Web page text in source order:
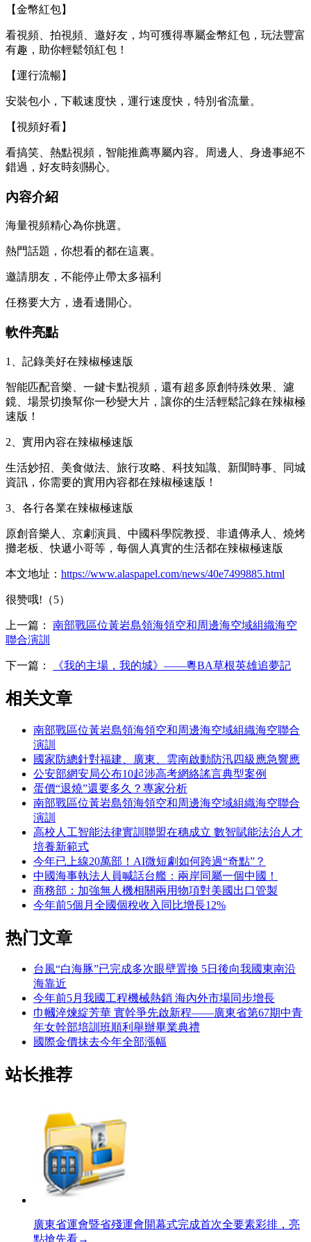
【金幣紅包】
看視頻、拍視頻、邀好友，均可獲得專屬金幣紅包，玩法豐富
有趣，助你輕鬆領紅包！
【運行流暢】
安裝包小，下載速度快，運行速度快，特別省流量。
【視頻好看】
看搞笑、熱點視頻，智能推薦專屬內容。周邊人、身邊事絕不
錯過，好友時刻關心。
內容介紹
海量視頻精心為你挑選。
熱門話題，你想看的都在這裏。
邀請朋友，不能停止帶太多福利
任務要大方，邊看邊開心。
軟件亮點
1、記錄美好在辣椒極速版
智能匹配音樂、一鍵卡點視頻，還有超多原創特殊效果、濾
鏡、場景切換幫你一秒變大片，讓你的生活輕鬆記錄在辣椒極
速版！
2、實用內容在辣椒極速版
生活妙招、美食做法、旅行攻略、科技知識、新聞時事、同城
資訊，你需要的實用內容都在辣椒極速版！
3、各行各業在辣椒極速版
原創音樂人、京劇演員、中國科學院教授、非遺傳承人、燒烤
攤老板、快遞小哥等，每個人真實的生活都在辣椒極速版
本文地址： https://www.alaspapel.com/news/40e7499885.html
很赞哦!（5）
上一篇： 南部戰區位黃岩島領海領空和周邊海空域組織海空
聯合演訓
下一篇： 《我的主場，我的城》——粵BA草根英雄追夢記
相关文章
南部戰區位黃岩島領海領空和周邊海空域組織海空聯合
演訓
國家防總針對福建、廣東、雲南啟動防汛四級應急響應
公安部網安局公布10起涉高考網絡謠言典型案例
蛋價“退燒”還要多久？專家分析
南部戰區位黃岩島領海領空和周邊海空域組織海空聯合
演訓
高校人工智能法律實訓聯盟在穗成立 數智賦能法治人才
培養新範式
今年已上線20萬部！AI微短劇如何跨過“奇點”？
中國海事執法人員喊話台艦：兩岸同屬一個中國！
商務部：加強無人機相關兩用物項對美國出口管製
今年前5個月全國個稅收入同比增長12%
热门文章
台風“白海豚”已完成多次眼壁置換 5日後向我國東南沿
海靠近
今年前5月我國工程機械熱銷 海內外市場同步增長
巾幗淬煉綻芳華 實幹爭先啟新程——廣東省第67期中青
年女幹部培訓班順利舉辦畢業典禮
國際金價抹去今年全部漲幅
站长推荐
廣東省運會暨省殘運會開幕式完成首次全要素彩排，亮
點搶先看→